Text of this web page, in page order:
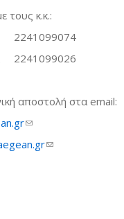
τους κ.κ.:
2241099074
2241099026
αποστολή στα email:
(link sends e-mail)
(link sends e-mail)